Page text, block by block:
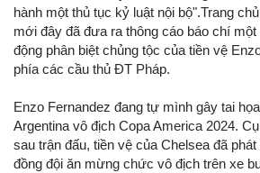
hành một thủ tục kỷ luật nội bộ".Trang
mới đây đã đưa ra thông cáo báo chí
động phân biệt chủng tộc của tiền vệ
phía các cầu thủ ĐT Pháp.
Enzo Fernandez đang tự mình gây tai
Argentina vô địch Copa America 2024.
sau trận đấu, tiền vệ của Chelsea đã
đồng đội ăn mừng chức vô địch trên xe